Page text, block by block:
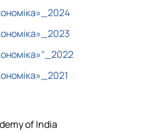
of India